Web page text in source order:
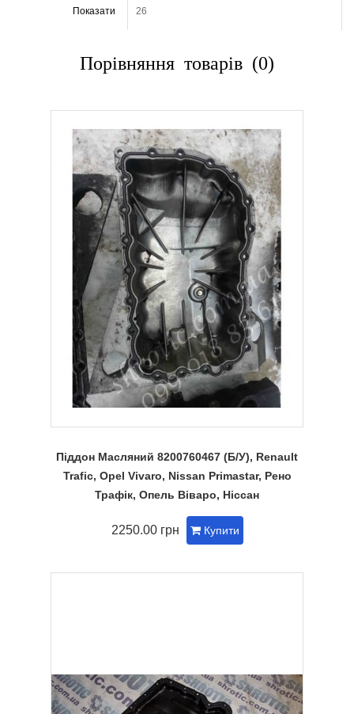
Показати
Порівняння товарів (0)
Піддон Масляний 8200760467 (Б/У), Renault
Trafic, Opel Vivaro, Nissan Primastar, Рено
Трафік, Опель Віваро, Ніссан
2250.00 грн Купити